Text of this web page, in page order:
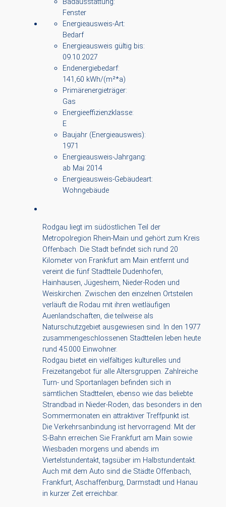
Fenster
Energieausweis-Art:
Bedarf
Energieausweis gültig bis:
09.10.2027
Endenergiebedarf:
141,60 kWh/(m²*a)
Primärenergieträger:
Gas
Energieeffizienzklasse:
E
Baujahr (Energieausweis):
1971
Energieausweis-Jahrgang:
ab Mai 2014
Energieausweis-Gebäudeart:
Wohngebäude
Rodgau liegt im südöstlichen Teil der
Metropolregion Rhein-Main und gehört zum Kreis
Offenbach. Die Stadt befindet sich rund 20
Kilometer von Frankfurt am Main entfernt und
vereint die fünf Stadtteile Dudenhofen,
Hainhausen, Jügesheim, Nieder-Roden und
Weiskirchen. Zwischen den einzelnen Ortsteilen
verläuft die Rodau mit ihren weitläufigen
Auenlandschaften, die teilweise als
Naturschutzgebiet ausgewiesen sind. In den 1977
zusammengeschlossenen Stadtteilen leben heute
rund 45.000 Einwohner.
Rodgau bietet ein vielfältiges kulturelles und
Freizeitangebot für alle Altersgruppen. Zahlreiche
Turn- und Sportanlagen befinden sich in
sämtlichen Stadtteilen, ebenso wie das beliebte
Strandbad in Nieder-Roden, das besonders in den
Sommermonaten ein attraktiver Treffpunkt ist.
Die Verkehrsanbindung ist hervorragend: Mit der
S-Bahn erreichen Sie Frankfurt am Main sowie
Wiesbaden morgens und abends im
Viertelstundentakt, tagsüber im Halbstundentakt.
Auch mit dem Auto sind die Städte Offenbach,
Frankfurt, Aschaffenburg, Darmstadt und Hanau
in kurzer Zeit erreichbar.